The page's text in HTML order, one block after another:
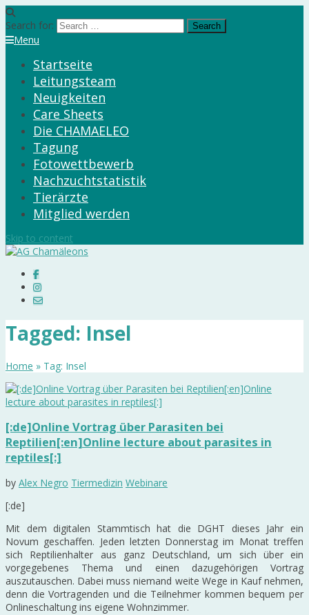
Search for:
Menu
Startseite
Leitungsteam
Neuigkeiten
Care Sheets
Die CHAMAELEO
Tagung
Fotowettbewerb
Nachzuchtstatistik
Tierärzte
Mitglied werden
Skip to content
Tagged: Insel
Home » Tag: Insel
[:de]Online Vortrag über Parasiten bei
Reptilien[:en]Online lecture about parasites in
reptiles[:]
by Alex Negro Tiermedizin Webinare
[:de]
Mit dem digitalen Stammtisch hat die DGHT dieses Jahr ein
Novum geschaffen. Jeden letzten Donnerstag im Monat treffen
sich Reptilienhalter aus ganz Deutschland, um sich über ein
vorgegebenes Thema und einen dazugehörigen Vortrag
auszutauschen. Dabei muss niemand weite Wege in Kauf nehmen,
denn die Vortragenden und die Teilnehmer kommen bequem per
Onlineschaltung ins eigene Wohnzimmer.